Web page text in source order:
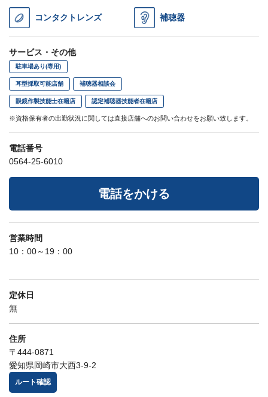
コンタクトレンズ 補聴器
サービス・その他
駐車場あり(専用)
耳型採取可能店舗 補聴器相談会
眼鏡作製技能士在籍店 認定補聴器技能者在籍店
※資格保有者の出勤状況に関しては直接店舗へのお問い合わせをお願い致します。
電話番号
0564-25-6010
電話をかける
営業時間
10：00～19：00
定休日
無
住所
〒444-0871
愛知県岡崎市大西3-9-2
ルート確認